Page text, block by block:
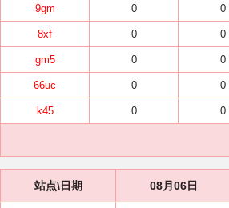
9gm 0 0
8xf 0 0
gm5 0 0
66uc 0 0
k45 0 0
站点\日期 08月06日